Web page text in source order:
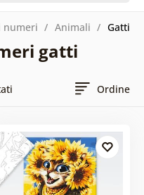
numeri Animali Gatti
gatti
Ordine